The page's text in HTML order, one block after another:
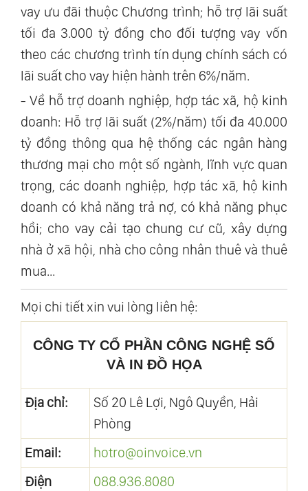
vay ưu đãi thuộc Chương trình; hỗ trợ lãi suất
tối đa 3.000 tỷ đồng cho đối tượng vay vốn
theo các chương trình tín dụng chính sách có
lãi suất cho vay hiện hành trên 6%/năm.
- Về hỗ trợ doanh nghiệp, hợp tác xã, hộ kinh
doanh: Hỗ trợ lãi suất (2%/năm) tối đa 40.000
tỷ đồng thông qua hệ thống các ngân hàng
thương mại cho một số ngành, lĩnh vực quan
trọng, các doanh nghiệp, hợp tác xã, hộ kinh
doanh có khả năng trả nợ, có khả năng phục
hồi; cho vay cải tạo chung cư cũ, xây dựng
nhà ở xã hội, nhà cho công nhân thuê và thuê
mua...
Mọi chi tiết xin vui lòng liên hệ:
CÔNG TY CỔ PHẦN CÔNG NGHỆ SỐ
VÀ IN ĐỒ HỌA
Địa chỉ:
Số 20 Lê Lợi, Ngô Quyền, Hải
Phòng
Email:
hotro@oinvoice.vn
Điện
088.936.8080